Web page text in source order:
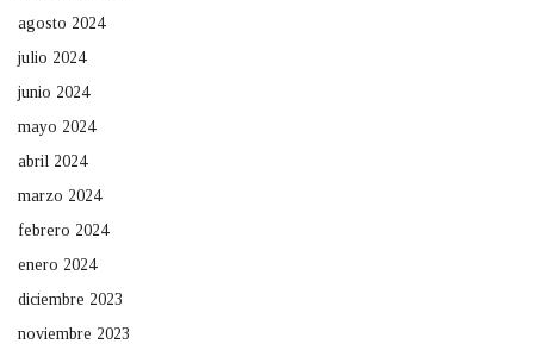
agosto 2024
julio 2024
junio 2024
mayo 2024
abril 2024
marzo 2024
febrero 2024
enero 2024
diciembre 2023
noviembre 2023